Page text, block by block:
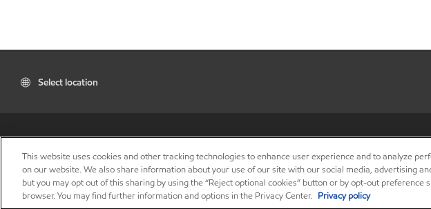
Select location
This website uses cookies and other tracking technologies to enhance user experience and to analyze
on our website. We also share information about your use of our site with our social media, advertising
but you may opt out of this sharing by using the “Reject optional cookies” button or by opt-out preference
browser. You may find further information and options in the Privacy Center. Privacy policy